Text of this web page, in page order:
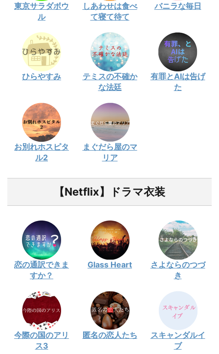
東京サラダボウ
ル
しあわせは食べ
て寝て待て
バニラな毎日
ひらやすみ
テミスの不確か
な法廷
有罪とAIは告げ
た
お別れホスピタ
ル2
まぐだら屋のマ
リア
【Netflix】ドラマ衣装
恋の通訳できま
すか？
Glass Heart
さよならのつづ
き
今際の国のアリ
ス3
匿名の恋人たち
スキャンダルイ
ブ